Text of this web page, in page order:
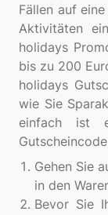
Fällen auf
Aktivitäten
holidays
bis zu 200
holidays
wie Sie
einfach ist
Gehen Sie
in den
Bevor Sie